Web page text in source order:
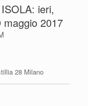
ieri,
2017
28 Milano